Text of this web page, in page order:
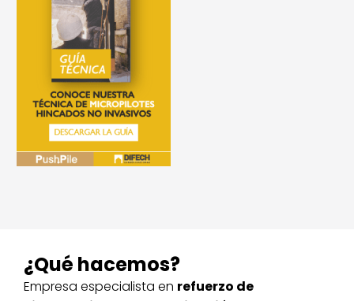
¿Qué hacemos?
Empresa especialista en refuerzo de